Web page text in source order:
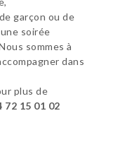
garçon ou de
soirée
sommes à
dans
plus de
72 15 01 02